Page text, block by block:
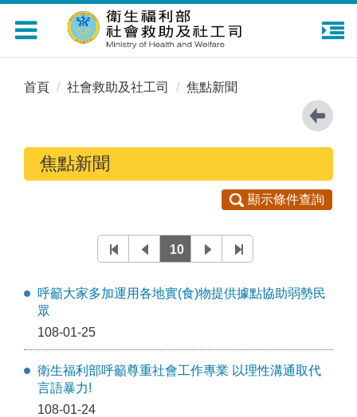
Toggle
navigation
首頁 社會救助及社工司 焦點新聞
焦點新聞
顯示條件查詢
10
呼籲大家多加運用各地實(食)物提供據點協助弱勢民
眾
108-01-25
衛生福利部呼籲尊重社會工作專業 以理性溝通取代
言語暴力!
108-01-24